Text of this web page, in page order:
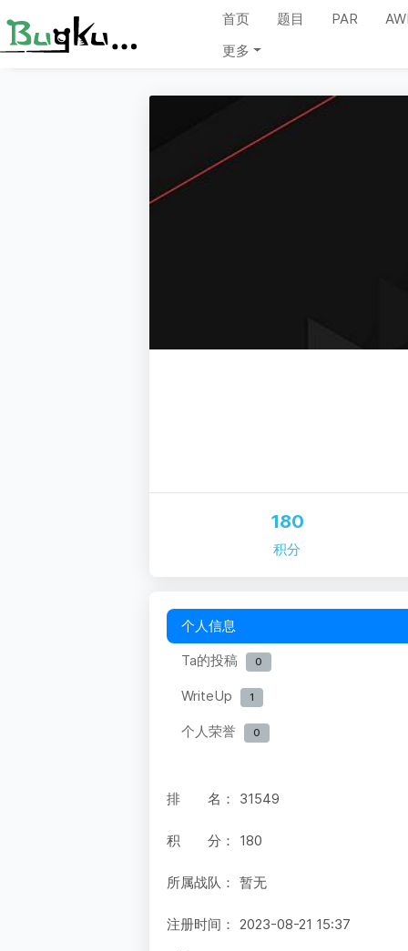
首页 题目 PAR
更多
180
积分
个人信息
Ta的投稿
0
WriteUp 1
个人荣誉 0
排 名： 31549
积 分： 180
所属战队： 暂无
注册时间： 2023-08-21 15:37